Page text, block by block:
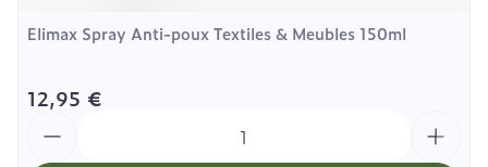
Elimax Spray Anti-poux Textiles & Meubles 150ml
12,95 €